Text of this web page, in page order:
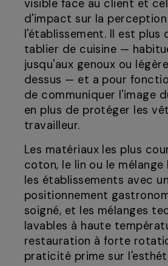
visible face au client et
d'impact sur la
l'établissement. Il est plus
tablier de cuisine —
jusqu'aux genoux ou
dessus — et a pour
de communiquer l'image
en plus de protéger les
travailleur.
Les matériaux les plus
coton, le lin ou le
les établissements avec un
positionnement
soigné, et les mélanges
lavables à haute
restauration à forte
praticité prime sur